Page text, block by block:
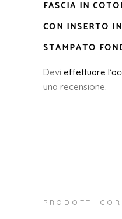
FASCIA IN
CON INSERTO
STAMPATO
Devi effettuare
una recensione.
PRODOTTI